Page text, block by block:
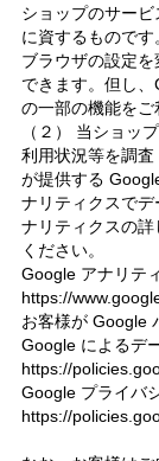
ショップのサー
に資するもので
ブラウザの設定
できます。但し
の一部の機能をご
（２） 当ショッ
利用状況等を調
が提供する
ナリティクスで
ナリティクスの
ください。
Google アナリテ
https://
お客様が Google
Google によるデ
https://
Google プライバ
https://